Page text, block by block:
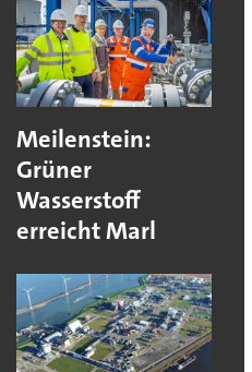
Meilenstein:
Grüner
Wasserstoff
erreicht Marl